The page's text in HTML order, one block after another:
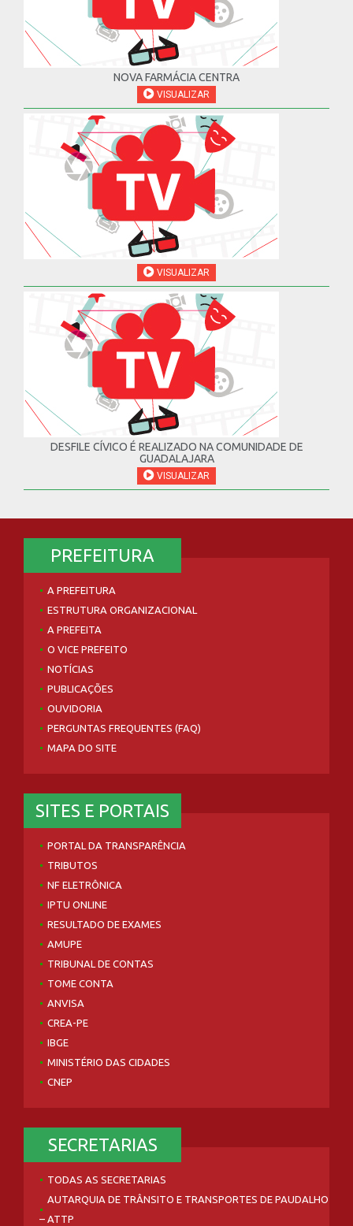
NOVA FARMÁCIA CENTRA
VISUALIZAR
VISUALIZAR
DESFILE CÍVICO É REALIZADO NA COMUNIDADE DE
GUADALAJARA
VISUALIZAR
PREFEITURA
A PREFEITURA
ESTRUTURA ORGANIZACIONAL
A PREFEITA
O VICE PREFEITO
NOTÍCIAS
PUBLICAÇÕES
OUVIDORIA
PERGUNTAS FREQUENTES (FAQ)
MAPA DO SITE
SITES E PORTAIS
PORTAL DA TRANSPARÊNCIA
TRIBUTOS
NF ELETRÔNICA
IPTU ONLINE
RESULTADO DE EXAMES
AMUPE
TRIBUNAL DE CONTAS
TOME CONTA
ANVISA
CREA-PE
IBGE
MINISTÉRIO DAS CIDADES
CNEP
SECRETARIAS
TODAS AS SECRETARIAS
AUTARQUIA DE TRÂNSITO E TRANSPORTES DE PAUDALHO
– ATTP